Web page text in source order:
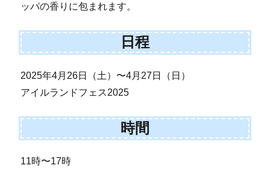
ッパの香りに包まれます。
日程
2025年4月26日（土）〜4月27日（日）
アイルランドフェス2025
時間
11時〜17時